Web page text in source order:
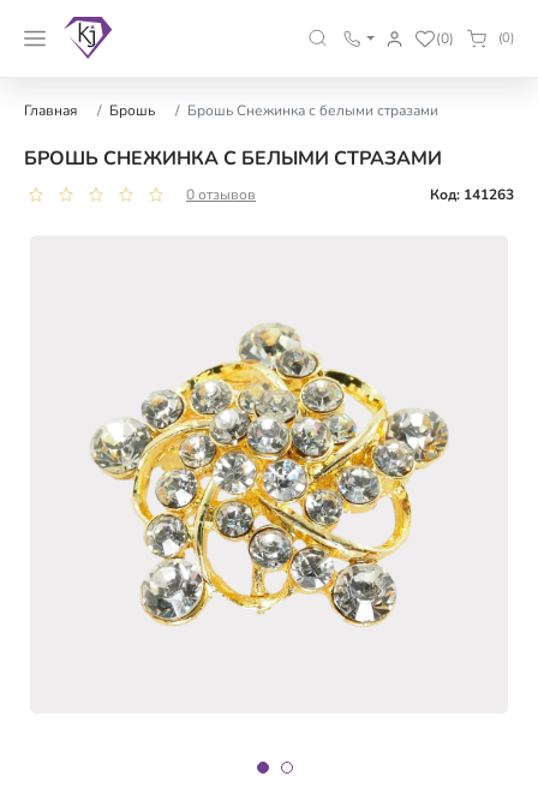
(0) (0)
Главная Брошь Брошь Снежинка с белыми стразами
БРОШЬ СНЕЖИНКА С БЕЛЫМИ СТРАЗАМИ
0 отзывов Код: 141263